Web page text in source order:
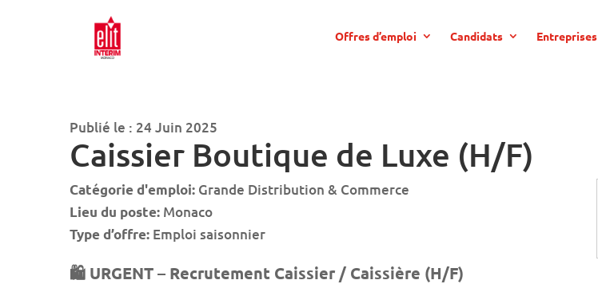
Offres d’emploi Candidats Entreprises
Publié le : 24 Juin 2025
Caissier Boutique de Luxe (H/F)
Catégorie d'emploi: Grande Distribution & Commerce
Lieu du poste: Monaco
Type d’offre: Emploi saisonnier
🛍️ URGENT – Recrutement Caissier / Caissière (H/F)